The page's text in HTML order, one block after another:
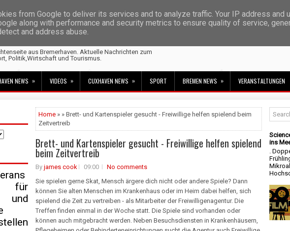
aus Bremerhaven. Aktuelle Nachrichten zum
Politik,Wirtschaft und Tourismus.
NEWS » VIDEOS » CUXHAVEN NEWS » SPORT BREMEN NEWS » VERANSTALTUNGEN
für
Home » » Brett- und Kartenspieler gesucht - Freiwillige helfen spielend beim
Zeitvertreib
Brett- und Kartenspieler gesucht - Freiwillige helfen spielend
beim Zeitvertreib
By james cook 09:00
No comments
Sie spielen gerne Skat, Mensch ärgere dich nicht oder andere Spiele? Dann
können Sie alten Menschen im Krankenhaus oder im Heim dabei helfen, sich
spielend die Zeit zu vertreiben - als Mitarbeiter der Freiwilligenagentur. Die
Treffen finden einmal in der Woche statt. Die Spiele sind vorhanden oder
können auch mitgebracht werden. Neben Besuchsdiensten in Krankenhäusern,
ins
.
from Google to deliver its services and to analyze traffic. Your IP address and
along with performance and security metrics to ensure quality of service,
and address abuse.